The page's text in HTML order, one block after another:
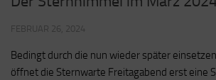
FEBRUAR 26, 2024
Bedingt durch die nun wieder später
öffnet die Sternwarte Freitagabend erst eine